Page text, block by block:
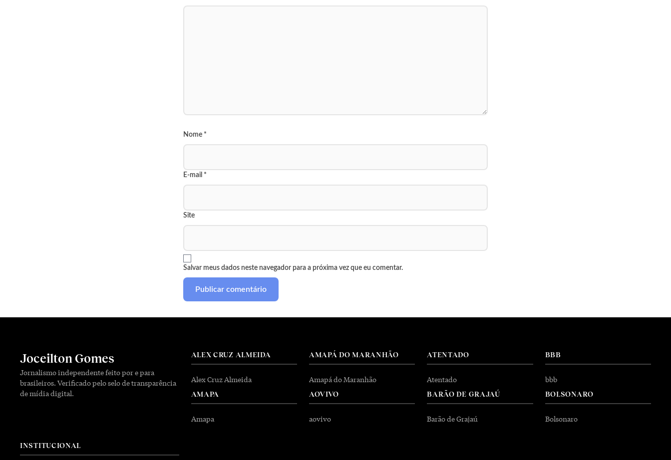
Nome *
E-mail *
Site
Salvar meus dados neste navegador para a próxima vez que eu comentar.
Joceilton Gomes
Jornalismo independente feito por e para
brasileiros. Verificado pelo selo de transparência
de mídia digital.
ALEX CRUZ ALMEIDA
Alex Cruz Almeida
AMAPA
Amapa
AMAPÁ DO MARANHÃO
Amapá do Maranhão
AOVIVO
aovivo
ATENTADO
Atentado
BARÃO DE GRAJAÚ
Barão de Grajaú
BBB
bbb
BOLSONARO
Bolsonaro
INSTITUCIONAL